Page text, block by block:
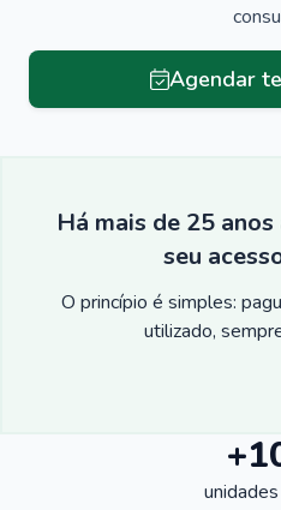
Agendar
Há mais de 25
seu
O princípio é simples:
utilizado,